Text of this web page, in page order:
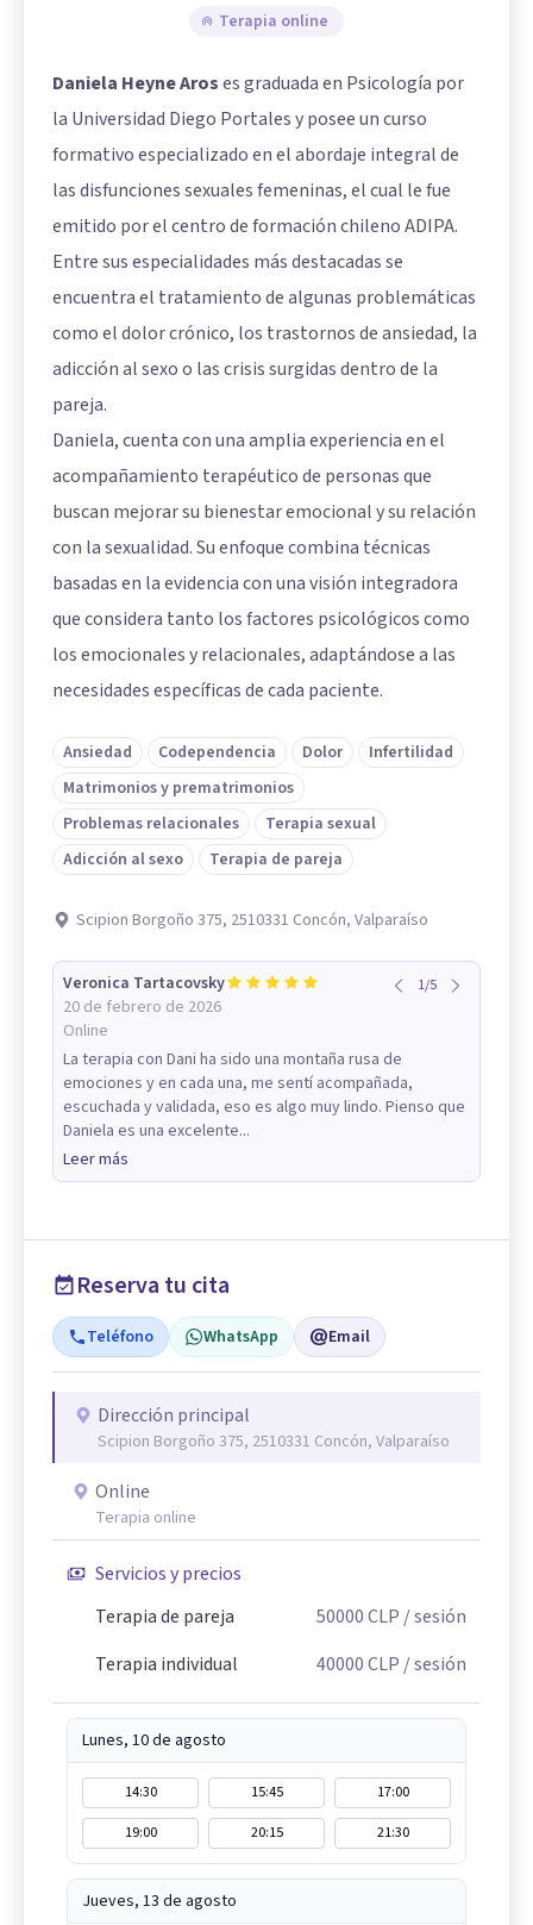
Terapia online
Daniela Heyne Aroses graduada en Psicología por
la Universidad Diego Portales y posee un curso
formativo especializado en el abordaje integral de
las disfunciones sexuales femeninas, el cual le fue
emitido por el centro de formación chileno ADIPA.
Entre sus especialidades más destacadas se
encuentra el tratamiento de algunas problemáticas
como el dolor crónico, los trastornos de ansiedad, la
adicción al sexo o las crisis surgidas dentro de la
pareja.
Daniela, cuenta con una amplia experiencia en el
acompañamiento terapéutico de personas que
buscan mejorar su bienestar emocional y su relación
con la sexualidad. Su enfoque combina técnicas
basadas en la evidencia con una visión integradora
que considera tanto los factores psicológicos como
los emocionales y relacionales, adaptándose a las
necesidades específicas de cada paciente.
Ansiedad Codependencia Dolor
Infertilidad
Matrimonios y prematrimonios
Problemas relacionales
Terapia sexual
Adicción al sexo
Terapia de pareja
Scipion Borgoño 375, 2510331 Concón, Valparaíso
Veronica Tartacovsky
20 de febrero de 2026
Online
1/5
La terapia con Dani ha sido una montaña rusa de
emociones y en cada una, me sentí acompañada,
escuchada y validada, eso es algo muy lindo. Pienso que
Daniela es una excelente...
Leer más
Reserva tu cita
Teléfono WhatsApp Email
Dirección principal
Scipion Borgoño 375, 2510331 Concón, Valparaíso
Online
Terapia online
Servicios y precios
Terapia de pareja
50000CLP / sesión
Terapia individual
40000CLP / sesión
Lunes, 10 de agosto
14:30 15:45
17:00
19:00
20:15 21:30
Jueves, 13 de agosto